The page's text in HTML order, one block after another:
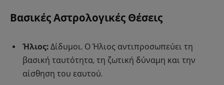
Βασικές Αστρολογικές Θέσεις
Ήλιος: Δίδυμοι. Ο Ήλιος αντιπροσωπεύει τη
βασική ταυτότητα, τη ζωτική δύναμη και την
αίσθηση του εαυτού.